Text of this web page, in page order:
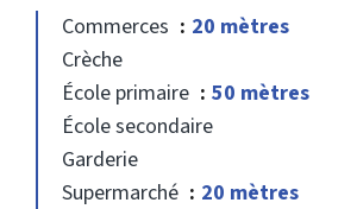
Commerces
20 mètres
Crèche
École primaire
50 mètres
École secondaire
Garderie
Supermarché
20 mètres